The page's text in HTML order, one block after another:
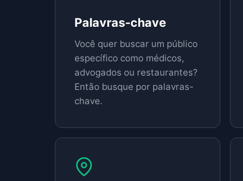
Palavras-chave
Você quer buscar um público
específico como médicos,
advogados ou restaurantes?
Então busque por palavras-
chave.